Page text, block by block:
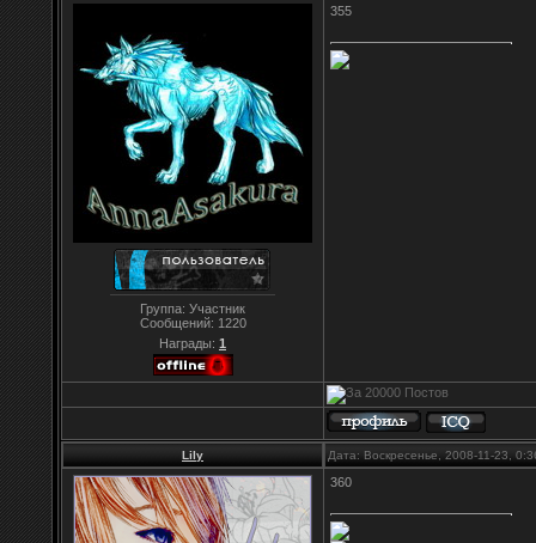
Группа: Участник
Сообщений: 1220
Награды: 1
355
Lily Дата: Воскресенье, 2008-11-23,
360